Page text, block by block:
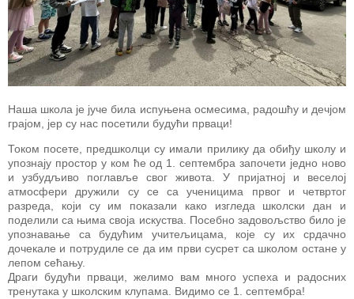
Наша школа је јуче била испуњена осмесима, радошћу и дечјом
грајом, јер су нас посетили будући прваци!
Током посете, предшколци су имали прилику да обиђу школу и
упознају простор у ком ће од 1. септембра започети једно ново
и узбудљиво поглавље свог живота. У пријатној и веселој
атмосфери дружили су се са ученицима првог и четвртог
разреда, који су им показали како изгледа школски дан и
поделили са њима своја искуства. Посебно задовољство било је
упознавање са будућим учитељицама, које су их срдачно
дочекале и потрудиле се да им први сусрет са школом остане у
лепом сећању.
Драги будући прваци, желимо вам много успеха и радосних
тренутака у школским клупама. Видимо се 1. септембра!